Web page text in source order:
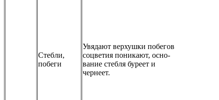
Стебли,
побеги
Увядают верхушки побегов
соцветия поникают, осно-
вание стебля буреет и
чернеет.